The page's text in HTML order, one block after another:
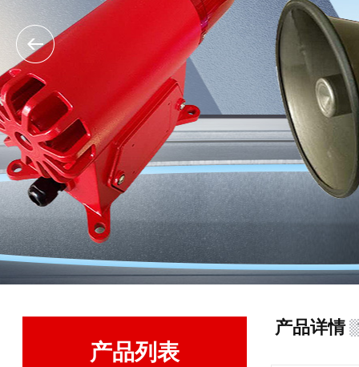
产品列表
产品详情